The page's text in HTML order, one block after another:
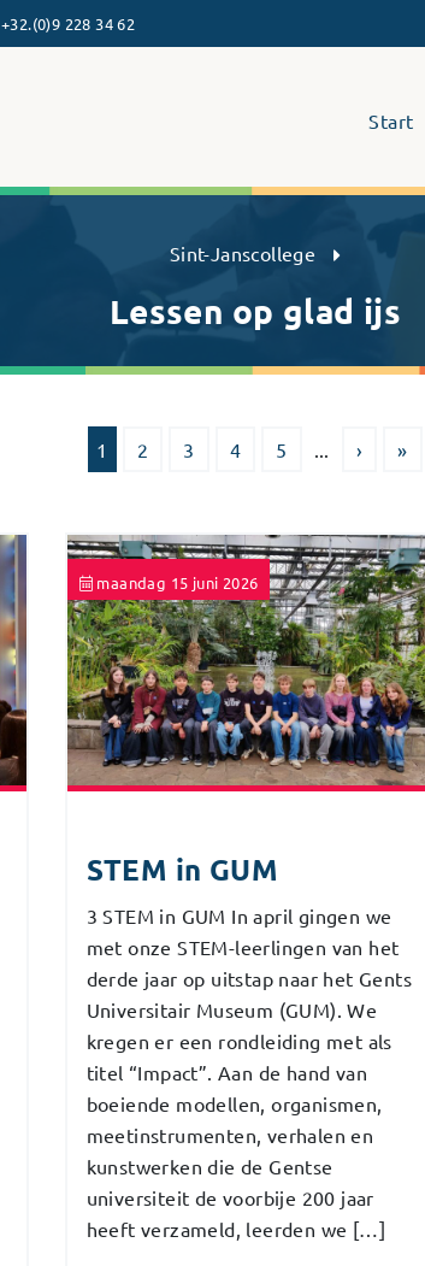
+32.(0)9 228 34 62
Start
Sint-Janscollege
Lessen op glad ijs
1 2 3 4 5 › »
maandag 15 juni 2026
STEM in GUM
3 STEM in GUM In april gingen we
met onze STEM-leerlingen van het
derde jaar op uitstap naar het Gents
Universitair Museum (GUM). We
kregen er een rondleiding met als
titel “Impact”. Aan de hand van
boeiende modellen, organismen,
meetinstrumenten, verhalen en
kunstwerken die de Gentse
universiteit de voorbije 200 jaar
heeft verzameld, leerden we […]